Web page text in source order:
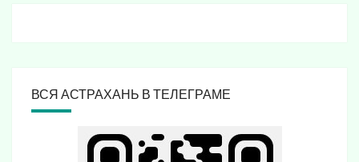
ВСЯ АСТРАХАНЬ В ТЕЛЕГРАМЕ